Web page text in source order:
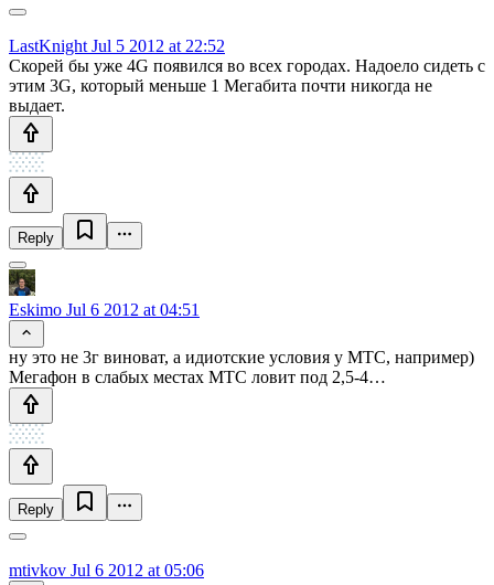
LastKnight Jul 5 2012 at 22:52
Скорей бы уже 4G появился во всех городах. Надоело сидеть с
этим 3G, который меньше 1 Мегабита почти никогда не
выдает.
Reply
Eskimo Jul 6 2012 at 04:51
ну это не 3г виноват, а идиотские условия у МТС, например)
Мегафон в слабых местах МТС ловит под 2,5-4…
Reply
mtivkov Jul 6 2012 at 05:06